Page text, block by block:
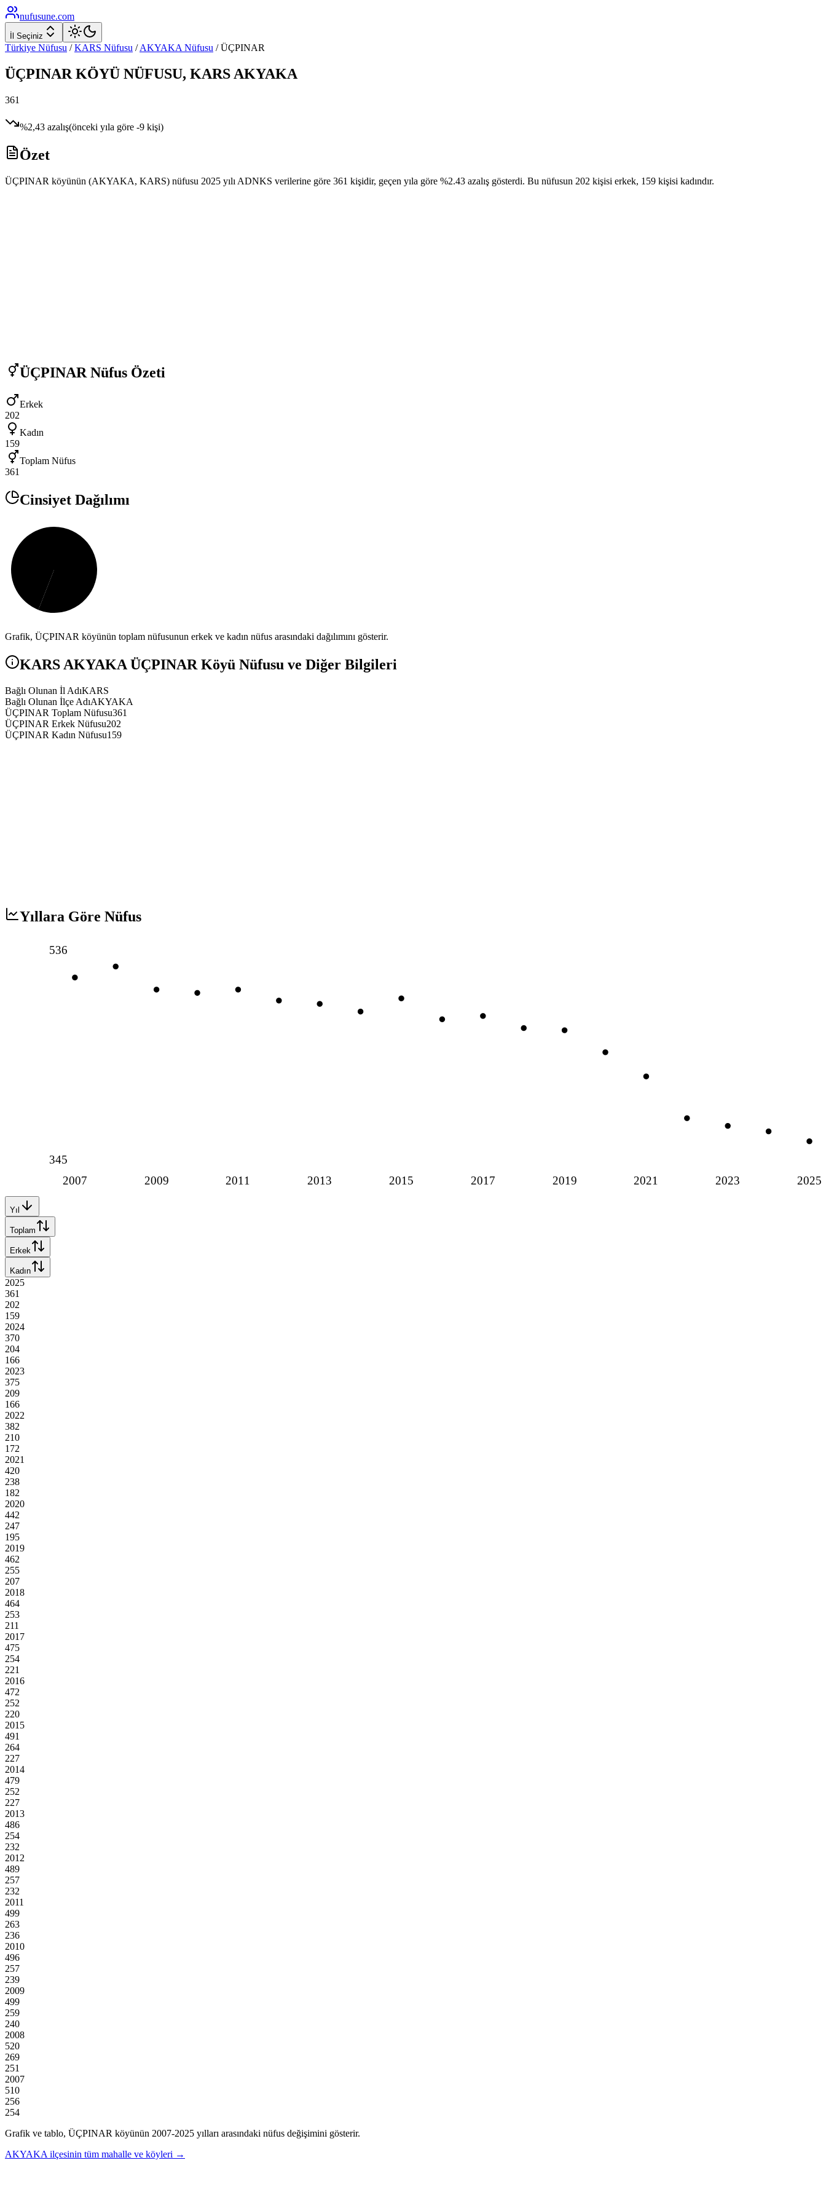
nufusune.com
İl Seçiniz
Türkiye Nüfusu / KARS Nüfusu / AKYAKA Nüfusu /ÜÇPINAR
ÜÇPINAR KÖYÜ NÜFUSU, KARS AKYAKA
361
%2,43 azalış(önceki yıla göre -9 kişi)
Özet
ÜÇPINAR köyünün (AKYAKA, KARS) nüfusu 2025 yılı ADNKS verilerine göre 361 kişidir, geçen yıla göre %2.43 azalış gösterdi. Bu nüfusun 202 kişisi erkek, 159 kişisi kadındır.
ÜÇPINAR Nüfus Özeti
Erkek
202
Kadın
159
Toplam Nüfus
361
Cinsiyet Dağılımı
Grafik, ÜÇPINAR köyünün toplam nüfusunun erkek ve kadın nüfus arasındaki dağılımını gösterir.
KARS AKYAKA ÜÇPINAR Köyü Nüfusu ve Diğer Bilgileri
Bağlı Olunan İl AdıKARS
Bağlı Olunan İlçe AdıAKYAKA
ÜÇPINAR Toplam Nüfusu361
ÜÇPINAR Erkek Nüfusu202
ÜÇPINAR Kadın Nüfusu159
Yıllara Göre Nüfus
2007 2009 2011 2013 2015 2017 2019 2021 2023 2025
536
345
Yıl
Toplam
Erkek
Kadın
2025
361
202
159
2024
370
204
166
2023
375
209
166
2022
382
210
172
2021
420
238
182
2020
442
247
195
2019
462
255
207
2018
464
253
211
2017
475
254
221
2016
472
252
220
2015
491
264
227
2014
479
252
227
2013
486
254
232
2012
489
257
232
2011
499
263
236
2010
496
257
239
2009
499
259
240
2008
520
269
251
2007
510
256
254
Grafik ve tablo, ÜÇPINAR köyünün 2007-2025 yılları arasındaki nüfus değişimini gösterir.
AKYAKA ilçesinin tüm mahalle ve köyleri →